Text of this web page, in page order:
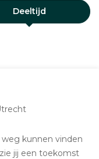
Deeltijd
kunnen vinden
jij een toekomst